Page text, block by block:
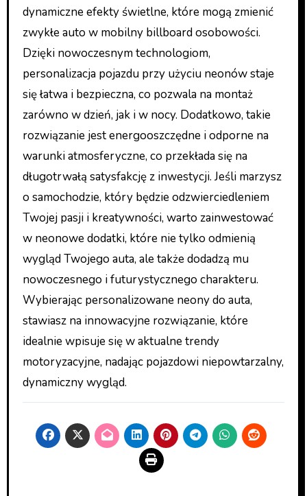
dynamiczne efekty świetlne, które mogą zmienić
zwykłe auto w mobilny billboard osobowości.
Dzięki nowoczesnym technologiom,
personalizacja pojazdu przy użyciu neonów staje
się łatwa i bezpieczna, co pozwala na montaż
zarówno w dzień, jak i w nocy. Dodatkowo, takie
rozwiązanie jest energooszczędne i odporne na
warunki atmosferyczne, co przekłada się na
długotrwałą satysfakcję z inwestycji. Jeśli marzysz
o samochodzie, który będzie odzwierciedleniem
Twojej pasji i kreatywności, warto zainwestować
w neonowe dodatki, które nie tylko odmienią
wygląd Twojego auta, ale także dodadzą mu
nowoczesnego i futurystycznego charakteru.
Wybierając personalizowane neony do auta,
stawiasz na innowacyjne rozwiązanie, które
idealnie wpisuje się w aktualne trendy
motoryzacyjne, nadając pojazdowi niepowtarzalny,
dynamiczny wygląd.